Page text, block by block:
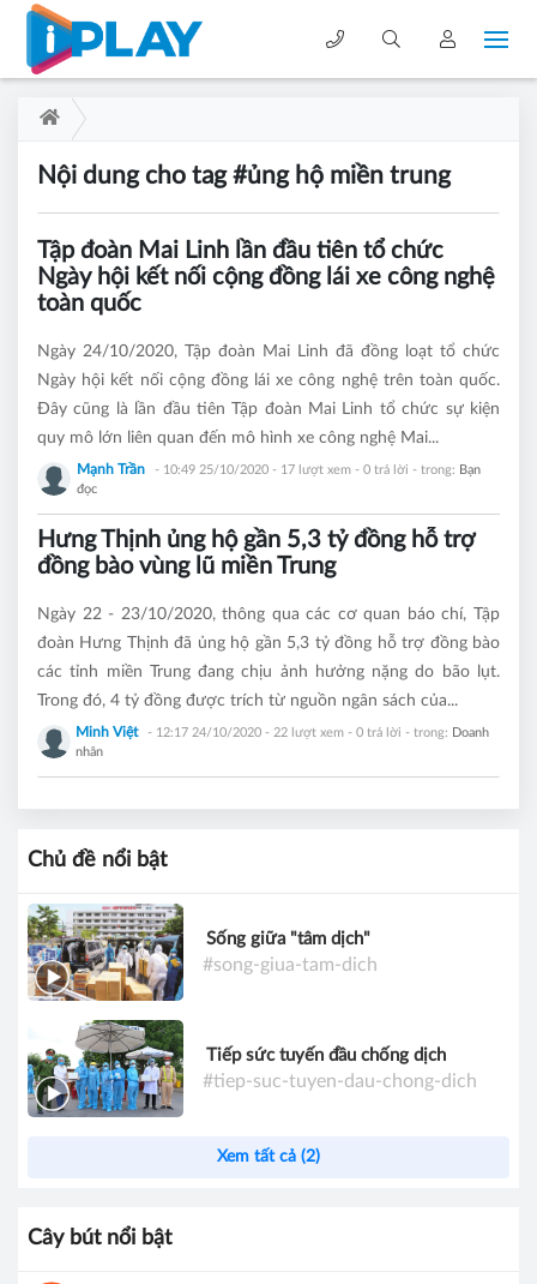
Nội dung cho tag #ủng hộ miền trung
Tập đoàn Mai Linh lần đầu tiên tổ chức
Ngày hội kết nối cộng đồng lái xe công nghệ
toàn quốc
Ngày 24/10/2020, Tập đoàn Mai Linh đã đồng loạt tổ chức
Ngày hội kết nối cộng đồng lái xe công nghệ trên toàn quốc.
Đây cũng là lần đầu tiên Tập đoàn Mai Linh tổ chức sự kiện
quy mô lớn liên quan đến mô hình xe công nghệ Mai...
Mạnh Trần - 10:49 25/10/2020- 17 lượt xem - 0 trả lời - trong: Bạn
đọc
Hưng Thịnh ủng hộ gần 5,3 tỷ đồng hỗ trợ
đồng bào vùng lũ miền Trung
Ngày 22 - 23/10/2020, thông qua các cơ quan báo chí, Tập
đoàn Hưng Thịnh đã ủng hộ gần 5,3 tỷ đồng hỗ trợ đồng bào
các tỉnh miền Trung đang chịu ảnh hưởng nặng do bão lụt.
Trong đó, 4 tỷ đồng được trích từ nguồn ngân sách của...
Minh Việt - 12:17 24/10/2020- 22 lượt xem - 0 trả lời - trong: Doanh
nhân
Chủ đề nổi bật
Sống giữa "tâm dịch"
#song-giua-tam-dich
Tiếp sức tuyến đầu chống dịch
#tiep-suc-tuyen-dau-chong-dich
Xem tất cả (2)
Cây bút nổi bật